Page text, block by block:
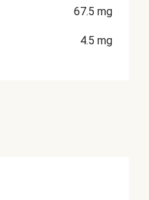
67.5 mg
4.5 mg